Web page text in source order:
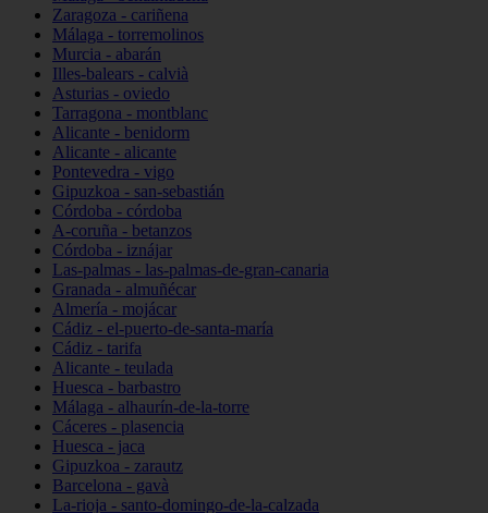
Zaragoza - cariñena
Málaga - torremolinos
Murcia - abarán
Illes-balears - calvià
Asturias - oviedo
Tarragona - montblanc
Alicante - benidorm
Alicante - alicante
Pontevedra - vigo
Gipuzkoa - san-sebastián
Córdoba - córdoba
A-coruña - betanzos
Córdoba - iznájar
Las-palmas - las-palmas-de-gran-canaria
Granada - almuñécar
Almería - mojácar
Cádiz - el-puerto-de-santa-maría
Cádiz - tarifa
Alicante - teulada
Huesca - barbastro
Málaga - alhaurín-de-la-torre
Cáceres - plasencia
Huesca - jaca
Gipuzkoa - zarautz
Barcelona - gavà
La-rioja - santo-domingo-de-la-calzada